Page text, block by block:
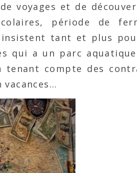
voyages et de
période de
insistent tant et plus
qui a un parc
compte des